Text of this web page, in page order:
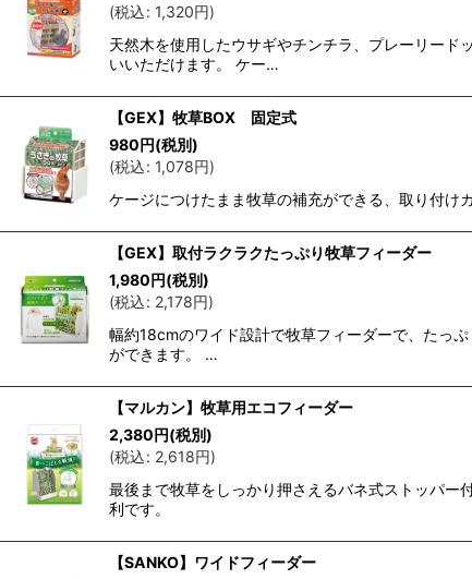
(税込: 1,320円)
天然木を使用したウサギやチンチラ、プレーリード
いいただけます。 ケー…
【GEX】牧草BOX 固定式
980円(税別)
(税込: 1,078円)
ケージにつけたまま牧草の補充ができる、取り付け
【GEX】取付ラクラクたっぷり牧草フィーダー
1,980円(税別)
(税込: 2,178円)
幅約18cmのワイド設計で牧草フィーダーで、たっ
ができます。 …
【マルカン】牧草用エコフィーダー
2,380円(税別)
(税込: 2,618円)
最後まで牧草をしっかり押さえるバネ式ストッパー
利です。
【SANKO】ワイドフィーダー